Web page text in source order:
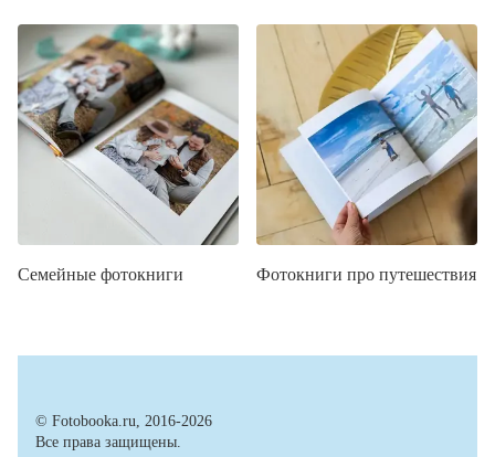
Семейные фотокниги Фотокниги про путешествия
© Fotobooka.ru, 2016-2026
Все права защищены.